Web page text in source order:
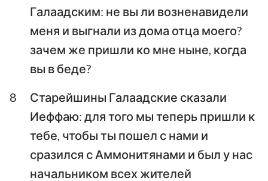
Галаадским: не вы ли возненавидели
меня и выгнали из дома отца моего?
зачем же пришли ко мне ныне, когда
вы в беде?
8
Старейшины Галаадские сказали
Иеффаю: для того мы теперь пришли к
тебе, чтобы ты пошел с нами и
сразился с Аммонитянами и был у нас
начальником всех жителей